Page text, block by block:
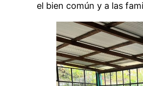
el bien común y a las